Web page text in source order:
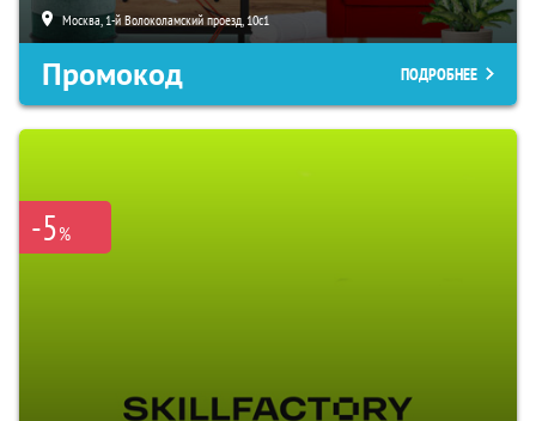
Москва, 1-й Волоколамский проезд, 10с1
Промокод ПОДРОБНЕЕ
-5%